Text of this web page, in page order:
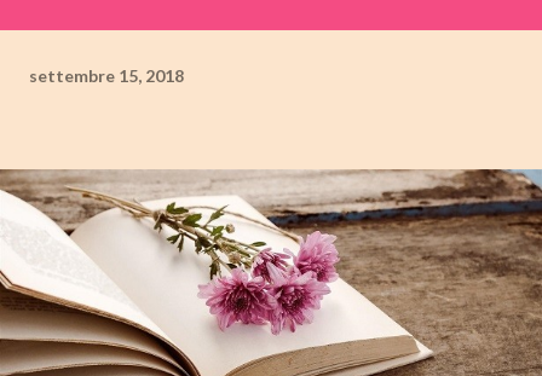
settembre 15, 2018